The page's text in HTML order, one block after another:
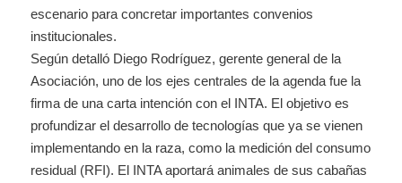
escenario para concretar importantes convenios
institucionales.
Según detalló Diego Rodríguez, gerente general de la
Asociación, uno de los ejes centrales de la agenda fue la
firma de una carta intención con el INTA. El objetivo es
profundizar el desarrollo de tecnologías que ya se vienen
implementando en la raza, como la medición del consumo
residual (RFI). El INTA aportará animales de sus cabañas